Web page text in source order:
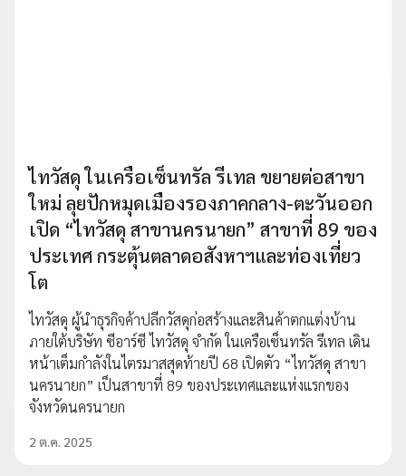
ไทวัสดุ ในเครือเซ็นทรัล รีเทล ขยายต่อสาขา
ใหม่ ลุยปักหมุดเมืองรองภาคกลาง-ตะวันออก
เปิด “ไทวัสดุ สาขานครนายก” สาขาที่ 89 ของ
ประเทศ กระตุ้นตลาดอสังหาฯและท่องเที่ยว
โต
ไทวัสดุ ผู้นำธุรกิจค้าปลีกวัสดุก่อสร้างและสินค้าตกแต่งบ้าน
ภายใต้บริษัท ซีอาร์ซี ไทวัสดุ จำกัด ในเครือเซ็นทรัล รีเทล เดิน
หน้าเต็มกำลังในไตรมาสสุดท้ายปี 68 เปิดตัว “ไทวัสดุ สาขา
นครนายก” เป็นสาขาที่ 89 ของประเทศและแห่งแรกของ
จังหวัดนครนายก
2 ต.ค. 2025